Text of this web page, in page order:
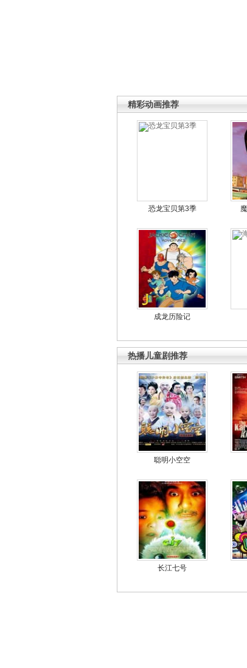
精彩动画推荐
恐龙宝贝第3季
成龙历险记
热播儿童剧推荐
聪明小空空
长江七号